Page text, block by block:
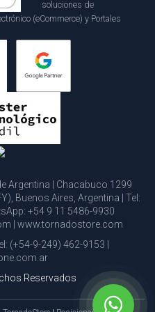
soluciones de
(eCommerce) y Portales
Argentina | Chacabuco 1299
Buenos Aires, Argentina | Tel:
+54 9 11 5486-9930
www.tornadostore.com
(+54-9-249) 462-9153
Reservados